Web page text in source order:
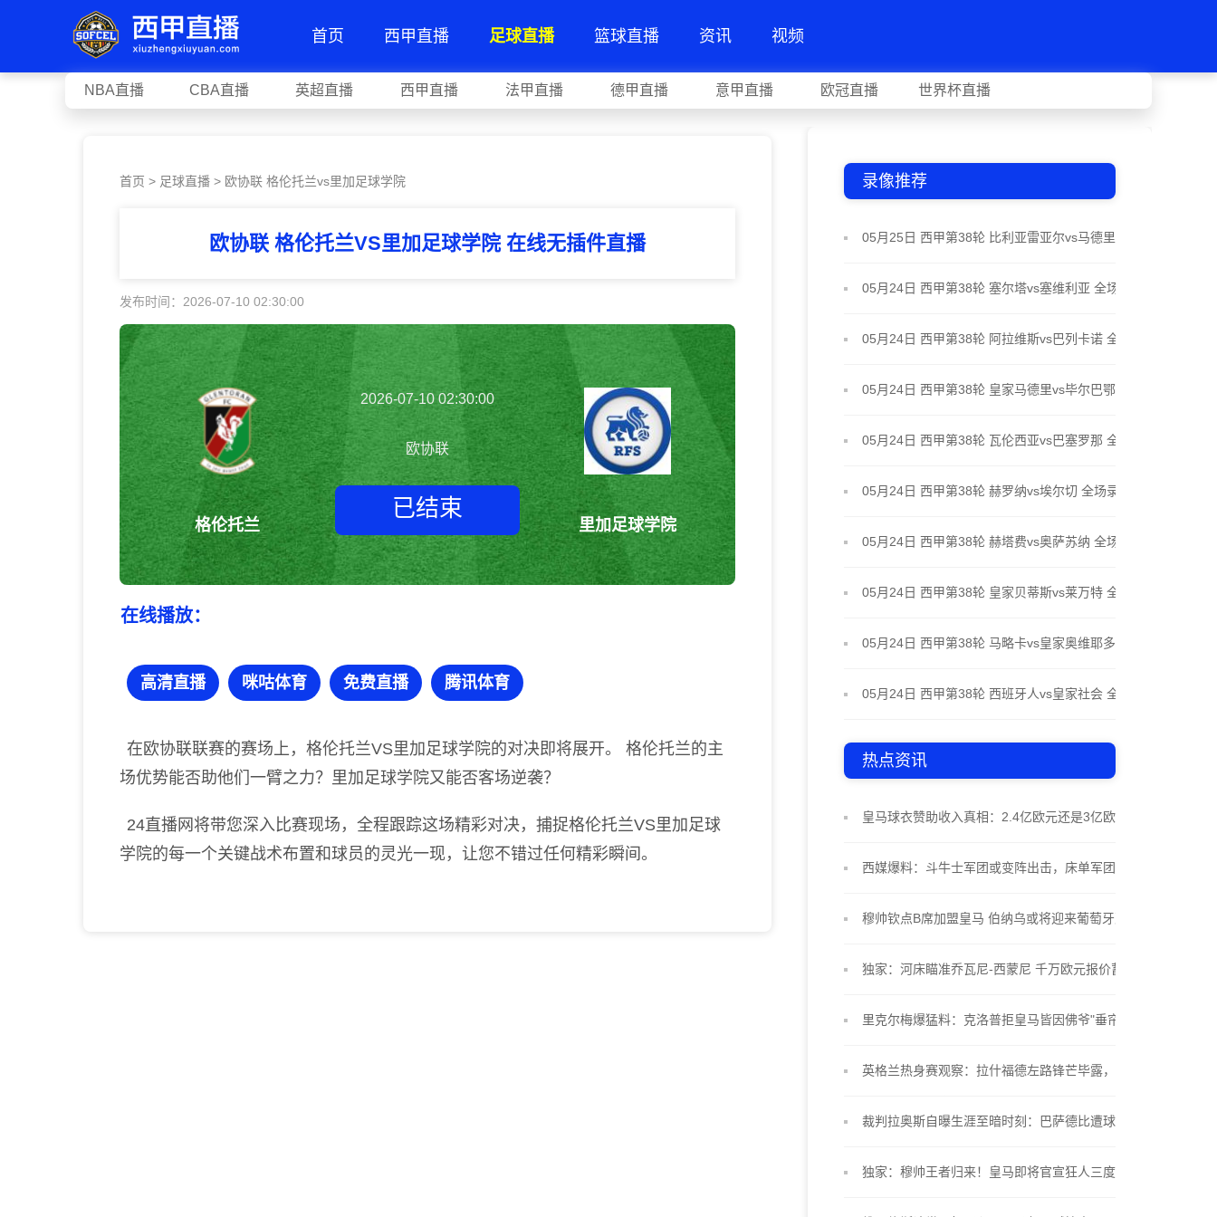
首页 西甲直播 足球直播 篮球直播 资讯 视频
NBA直播 CBA直播 英超直播 西甲直播 法甲直播 德甲直播 意甲直播 欧冠直播 世界杯直播
首页 > 足球直播 > 欧协联 格伦托兰vs里加足球学院
欧协联 格伦托兰VS里加足球学院 在线无插件直播
发布时间：2026-07-10 02:30:00
格伦托兰
2026-07-10 02:30:00
欧协联
已结束
里加足球学院
在线播放：
高清直播 咪咕体育 免费直播 腾讯体育
在欧协联联赛的赛场上，格伦托兰VS里加足球学院的对决即将展开。 格伦托兰的主
场优势能否助他们一臂之力？里加足球学院又能否客场逆袭？
24直播网将带您深入比赛现场，全程跟踪这场精彩对决，捕捉格伦托兰VS里加足球
学院的每一个关键战术布置和球员的灵光一现，让您不错过任何精彩瞬间。
录像推荐
05月25日 西甲第38轮 比利亚雷亚尔vs马德里竞技 全
05月24日 西甲第38轮 塞尔塔vs塞维利亚 全场录像
05月24日 西甲第38轮 阿拉维斯vs巴列卡诺 全场录像
05月24日 西甲第38轮 皇家马德里vs毕尔巴鄂竞技 全
05月24日 西甲第38轮 瓦伦西亚vs巴塞罗那 全场录像
05月24日 西甲第38轮 赫罗纳vs埃尔切 全场录像
05月24日 西甲第38轮 赫塔费vs奥萨苏纳 全场录像
05月24日 西甲第38轮 皇家贝蒂斯vs莱万特 全场录像
05月24日 西甲第38轮 马略卡vs皇家奥维耶多 全场录
05月24日 西甲第38轮 西班牙人vs皇家社会 全场录像
热点资讯
皇马球衣赞助收入真相：2.4亿欧元还是3亿欧元？
西媒爆料：斗牛士军团或变阵出击，床单军团锁定"小
穆帅钦点B席加盟皇马 伯纳乌或将迎来葡萄牙双星联
独家：河床瞄准乔瓦尼-西蒙尼 千万欧元报价蓄势待
里克尔梅爆猛料：克洛普拒皇马皆因佛爷"垂帘听政"
英格兰热身赛观察：拉什福德左路锋芒毕露，贝林厄
裁判拉奥斯自曝生涯至暗时刻：巴萨德比遭球员言语
独家：穆帅王者归来！皇马即将官宣狂人三度执掌银